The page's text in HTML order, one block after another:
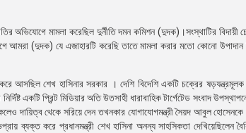
অভিযোগে মামলা করেছিল দুর্নীতি দমন কমিশন (দুদক)।সংস্থাটির বিদায়ী
আমরা (দুদক) যে এজাহারটি করেছি তাতে মামলা করার মতো কোনো
আসছিল শেখ হাসিনার সরকার । দেশি বিদেশি একটি চক্রের
একটি প্রিন্ট মিডিয়ার অতি উতসাহী ধারাবাহিক টার্গেটেড সংবাদ
দায়িত্ব থেকে সরিয়ে দেন তখনকার যোগাযোগমন্ত্রী সৈয়দ আবুল
ব্যক্ত করে প্রধানমন্ত্রী শেখ হাসিনা অনন্য সাহসিকতা দেখিয়েছিলেন